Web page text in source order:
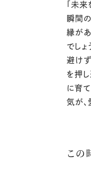
「未
瞬間
縁が
でしょ
避け
を押
に育
気が、
この